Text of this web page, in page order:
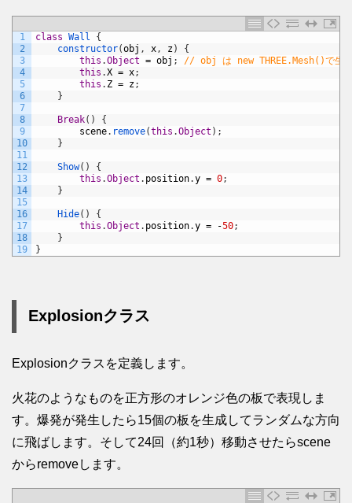
1
2
3
4
5
6
7
8
9
10
11
12
13
14
15
16
17
18
19
class Wall
{
constructor(obj , x, z)
{
this .Object = obj ;
// obj は new THREE.Mesh()で生成
this .X = x;
this . Z = z;
}
Break( )
{
scene. remove(this .Object ) ;
}
Show( )
{
this .Object . position.y = 0;
}
Hide( )
{
this .Object . position.y = -50;
}
}
Explosionクラス
Explosionクラスを定義します。
火花のようなものを正方形のオレンジ色の板で表現しま
す。爆発が発生したら15個の板を生成してランダムな方向
に飛ばします。そして24回（約1秒）移動させたらscene
からremoveします。